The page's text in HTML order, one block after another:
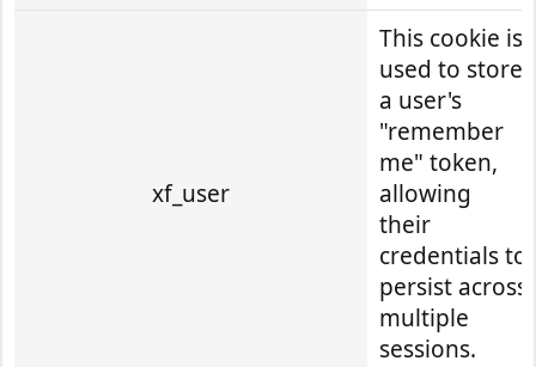
xf_user
This cookie is
used to store
a user's
"remember
me" token,
allowing
their
credentials to
persist across
multiple
sessions.